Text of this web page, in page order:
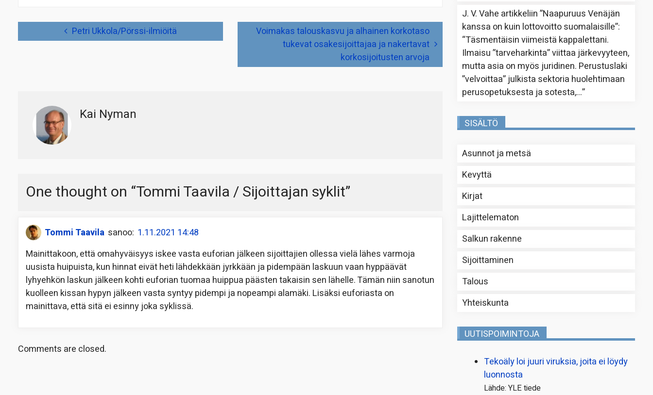
Petri Ukkola/Pörssi-ilmiöitä
Voimakas talouskasvu ja alhainen korkotaso
tukevat osakesijoittajaa ja nakertavat
korkosijoitusten arvoja
Kai Nyman
One thought on “Tommi Taavila / Sijoittajan syklit”
Tommi Taavila sanoo: 1.11.2021 14:48
Mainittakoon, että omahyväisyys iskee vasta euforian jälkeen sijoittajien ollessa vielä lähes varmoja
uusista huipuista, kun hinnat eivät heti lähdekkään jyrkkään ja pidempään laskuun vaan hyppäävät
lyhyehkön laskun jälkeen kohti euforian tuomaa huippua päästen takaisin sen lähelle. Tämän niin sanotun
kuolleen kissan hypyn jälkeen vasta syntyy pidempi ja nopeampi alamäki. Lisäksi euforiasta on
mainittava, että sitä ei esinny joka syklissä.
Comments are closed.
J. V. Vahe artikkeliin”Naapuruus Venäjän
kanssa on kuin lottovoitto suomalaisille”:
“Täsmentäisin viimeistä kappalettani.
Ilmaisu ”tarveharkinta” viittaa järkevyyteen,
mutta asia on myös juridinen. Perustuslaki
”velvoittaa” julkista sektoria huolehtimaan
perusopetuksesta ja sotesta,…”
SISÄLTÖ
Asunnot ja metsä
Kevyttä
Kirjat
Lajittelematon
Salkun rakenne
Sijoittaminen
Talous
Yhteiskunta
UUTISPOIMINTOJA
Tekoäly loi juuri viruksia, joita ei löydy
luonnosta
Lähde: YLE tiede